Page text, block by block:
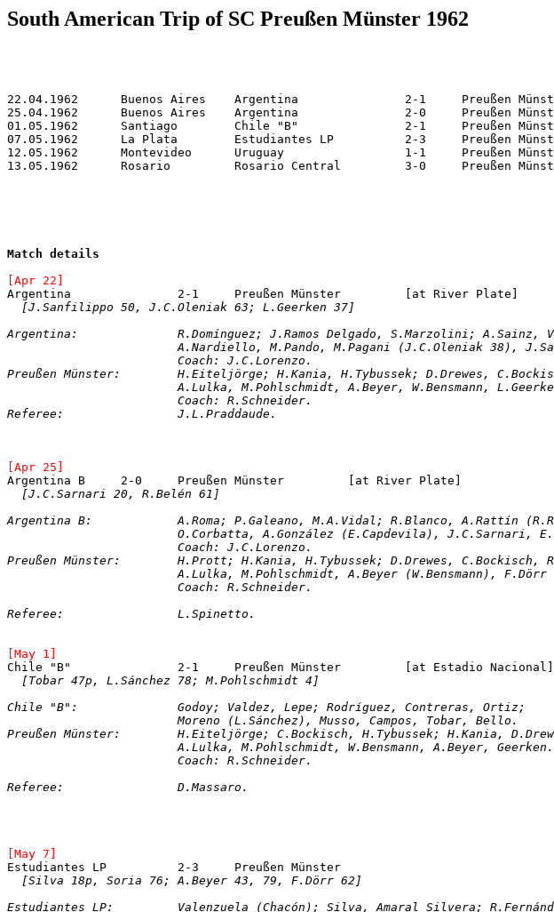
South American Trip of SC Preußen Münster 1962
22.04.1962	Buenos Aires	Argentina		2-1
25.04.1962	Buenos Aires	Argentina		2-0
01.05.1962	Santiago	Chile "B"		2-1	Preußen
07.05.1962	La Plata	Estudiantes LP		2-3
12.05.1962	Montevideo	Uruguay			1-1
13.05.1962	Rosario		Rosario Central		3-0
Match details
[Apr 22]
[J.Sanfilippo 50, J.C.Oleniak 63; L.Geerken 37]
Argentina: 		R.Domínguez; J.Ramos Delgado, S.Marzolini;
A.Nardiello, M.Pando, M.Pagani (J.C.Oleniak 38),
Preußen Münster: 	H.Eiteljörge; H.Kania, H.Tybussek; D.Drewes,
A.Lulka, M.Pohlschmidt, A.Beyer, W.Bensmann,
Referee:		J.L.Praddaude.
[Apr 25]
[J.C.Sarnari 20, R.Belén 61]
Argentina B: 		A.Roma; P.Galeano, M.A.Vidal; R.Blanco,
O.Corbatta, A.González (E.Capdevila), J.C.Sarnari,
Preußen Münster: 	H.Prott; H.Kania, H.Tybussek; D.Drewes,
A.Lulka, M.Pohlschmidt, A.Beyer (W.Bensmann),
			Coach: R.Schneider.
[May 1]
Chile "B"		2-1	Preußen Münster		[at Estadio Nacional]
[Tobar 47p, L.Sánchez 78; M.Pohlschmidt 4]
Chile "B":		Godoy; Valdez, Lepe; Rodríguez, Contreras, Ortiz;
Preußen Münster: 	H.Eiteljörge; C.Bockisch, H.Tybussek; H.Kania,
			A.Lulka, M.Pohlschmidt, W.Bensmann, A.Beyer, Geerken.
			Coach: R.Schneider.
Referee:		D.Massaro.
[May 7]
Estudiantes LP		2-3	Preußen Münster
[Silva 18p, Soria 76; A.Beyer 43, 79, F.Dörr 62]
Estudiantes LP:		Valenzuela (Chacón); Silva, Amaral Silvera;